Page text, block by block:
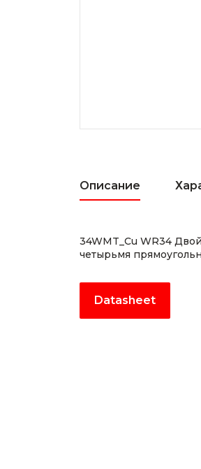
Описание
34WMT_Cu WR34
четырьмя
Datasheet